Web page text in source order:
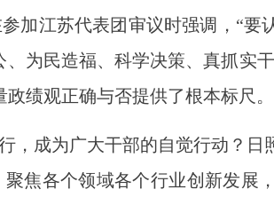
江苏代表团审议时强调，“要
为民造福、科学决策、真抓实
绩观正确与否提供了根本标尺。
成为广大干部的自觉行动？日
焦各个领域各个行业创新发展